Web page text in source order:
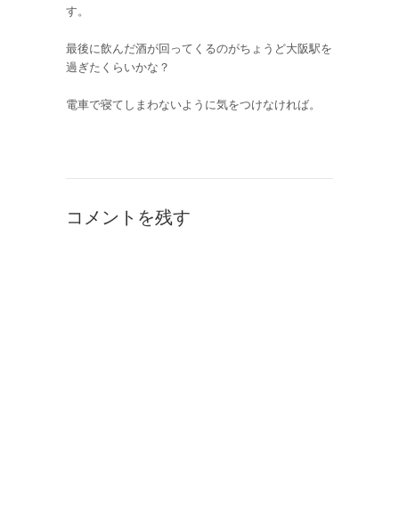
す。
最後に飲んだ酒が回ってくるのがちょうど大阪駅を
過ぎたくらいかな？
電車で寝てしまわないように気をつけなければ。
コメントを残す